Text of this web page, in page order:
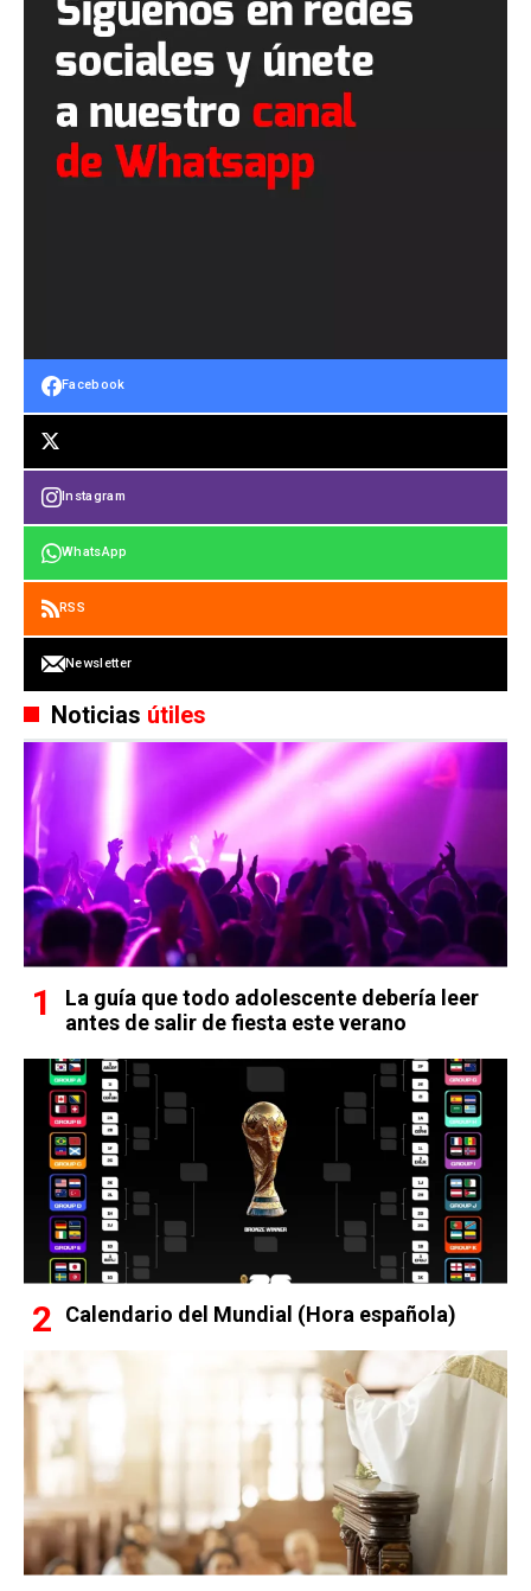
Facebook
Instagram
WhatsApp
RSS
Newsletter
Noticias útiles
La guía que todo adolescente debería leer
antes de salir de fiesta este verano
Calendario del Mundial (Hora española)